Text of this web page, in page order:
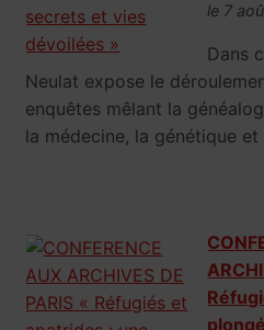
le 7
Dans
Neulat expose le
enquêtes mêlant la
la médecine, la génétique